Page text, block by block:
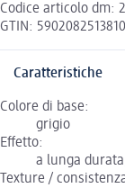
Codice articolo dm:
GTIN: 5902082513810
Caratteristiche
Colore di base:
grigio
Effetto:
a lunga
Texture /